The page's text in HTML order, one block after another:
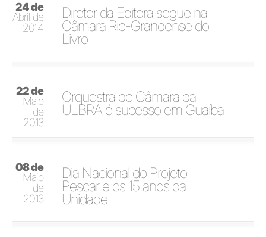
24 de
Abril de
2014
Diretor da Editora segue na
Câmara Rio-Grandense do
Livro
22 de
Maio
de
2013
Orquestra de Câmara da
ULBRA é sucesso em Guaíba
08 de
Maio
de
2013
Dia Nacional do Projeto
Pescar e os 15 anos da
Unidade